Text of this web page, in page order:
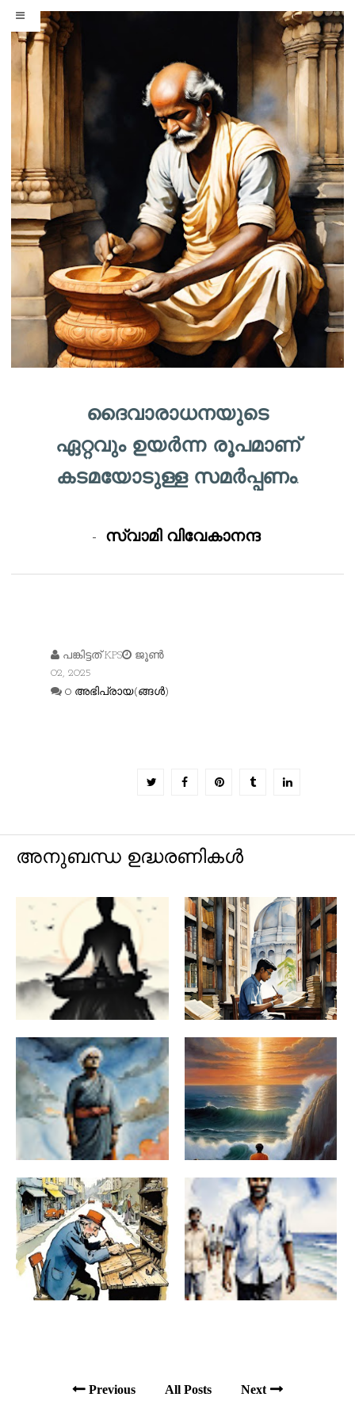
ദൈവാരാധനയുടെ
ഏറ്റവും ഉയർന്ന രൂപമാണ്
കടമയോടുള്ള സമർപ്പണം.
- സ്വാമി വിവേകാനന്ദ
പങ്കിട്ടത്KPS
ജൂൺ
02, 2025
0 അഭിപ്രായ(ങ്ങള്‍)
അനുബന്ധ ഉദ്ധരണികൾ
Previous All Posts Next